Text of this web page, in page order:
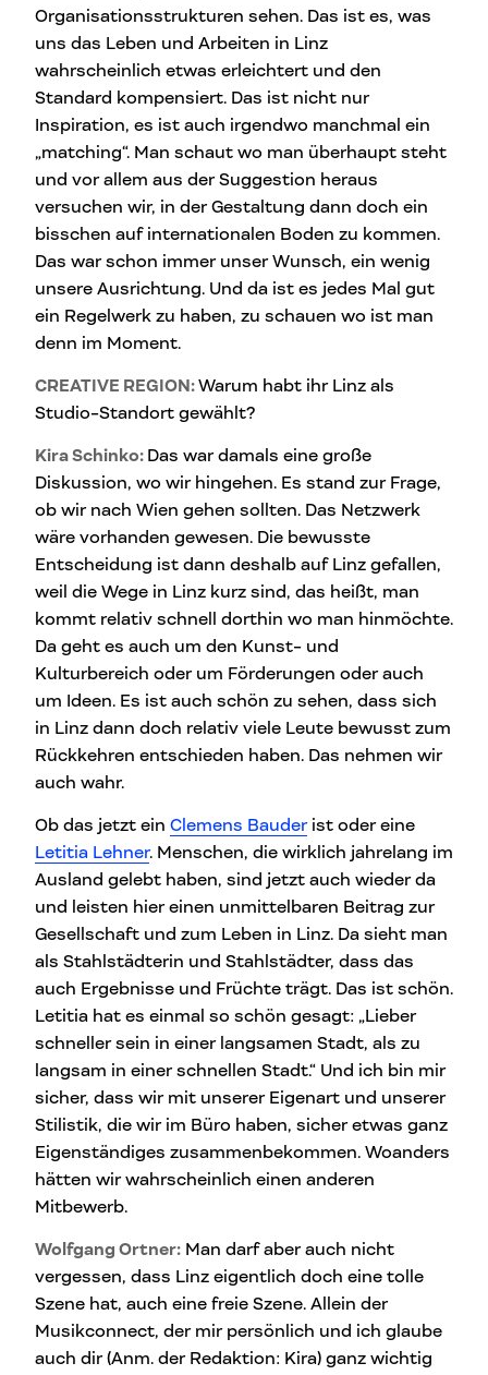
Organisationsstrukturen sehen. Das ist es, was
uns das Leben und Arbeiten in Linz
wahrscheinlich etwas erleichtert und den
Standard kompensiert. Das ist nicht nur
Inspiration, es ist auch irgendwo manchmal ein
„matching“. Man schaut wo man überhaupt steht
und vor allem aus der Suggestion heraus
versuchen wir, in der Gestaltung dann doch ein
bisschen auf internationalen Boden zu kommen.
Das war schon immer unser Wunsch, ein wenig
unsere Ausrichtung. Und da ist es jedes Mal gut
ein Regelwerk zu haben, zu schauen wo ist man
denn im Moment.
CREATIVE REGION:Warum habt ihr Linz als
Studio-Standort gewählt?
Kira Schinko: Das war damals eine große
Diskussion, wo wir hingehen. Es stand zur Frage,
ob wir nach Wien gehen sollten. Das Netzwerk
wäre vorhanden gewesen. Die bewusste
Entscheidung ist dann deshalb auf Linz gefallen,
weil die Wege in Linz kurz sind, das heißt, man
kommt relativ schnell dorthin wo man hinmöchte.
Da geht es auch um den Kunst- und
Kulturbereich oder um Förderungen oder auch
um Ideen. Es ist auch schön zu sehen, dass sich
in Linz dann doch relativ viele Leute bewusst zum
Rückkehren entschieden haben. Das nehmen wir
auch wahr.
Ob das jetzt ein Clemens Bauderist oder eine
Letitia Lehner. Menschen, die wirklich jahrelang im
Ausland gelebt haben, sind jetzt auch wieder da
und leisten hier einen unmittelbaren Beitrag zur
Gesellschaft und zum Leben in Linz. Da sieht man
als Stahlstädterin und Stahlstädter, dass das
auch Ergebnisse und Früchte trägt. Das ist schön.
Letitia hat es einmal so schön gesagt: „Lieber
schneller sein in einer langsamen Stadt, als zu
langsam in einer schnellen Stadt.“ Und ich bin mir
sicher, dass wir mit unserer Eigenart und unserer
Stilistik, die wir im Büro haben, sicher etwas ganz
Eigenständiges zusammenbekommen. Woanders
hätten wir wahrscheinlich einen anderen
Mitbewerb.
Wolfgang Ortner: Man darf aber auch nicht
vergessen, dass Linz eigentlich doch eine tolle
Szene hat, auch eine freie Szene. Allein der
Musikconnect, der mir persönlich und ich glaube
auch dir (Anm. der Redaktion: Kira) ganz wichtig